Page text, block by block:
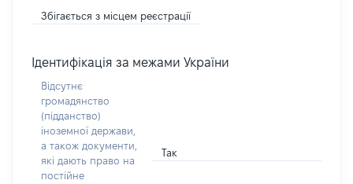
Збігається з місцем реєстрації
Ідентифікація за межами України
Відсутнє
громадянство
(підданство)
іноземної держави,
а також документи,
які дають право на
постійне
Так